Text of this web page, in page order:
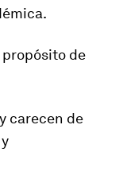
de
carecen de